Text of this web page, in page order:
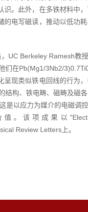
。此外，在多铁材料中
电写磁读，推动以低功
UC Berkeley Ramesh教
在Pb(Mg1/3Nb2/
现类似铁电回线的行为
构、铁电畴、磁畴及磁
以应力为媒介的电磁调
成果以"Electric-
Review Letters上。